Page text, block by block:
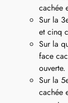
cachée
Sur la
et cinq
Sur la
face
ouverte.
Sur la
cachée